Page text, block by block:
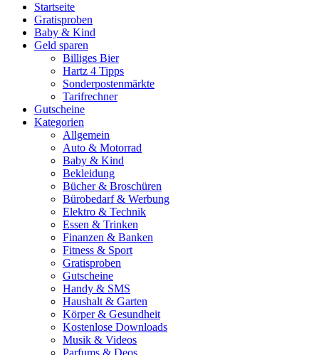
Startseite
Gratisproben
Baby & Kind
Geld sparen
Billiges Bier
Hartz 4 Tipps
Sonderpostenmärkte
Tarifrechner
Gutscheine
Kategorien
Allgemein
Auto & Motorrad
Baby & Kind
Bekleidung
Bücher & Broschüren
Bürobedarf & Werbung
Elektro & Technik
Essen & Trinken
Finanzen & Banken
Fitness & Sport
Gratisproben
Gutscheine
Handy & SMS
Haushalt & Garten
Körper & Gesundheit
Kostenlose Downloads
Musik & Videos